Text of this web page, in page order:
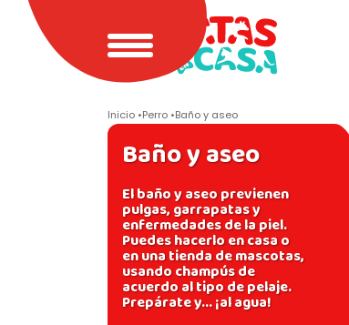
Inicio Perro Baño y aseo
Baño y aseo
El baño y aseo previenen
pulgas, garrapatas y
enfermedades de la piel.
Puedes hacerlo en casa o
en una tienda de mascotas,
usando champús de
acuerdo al tipo de pelaje.
Prepárate y... ¡al agua!